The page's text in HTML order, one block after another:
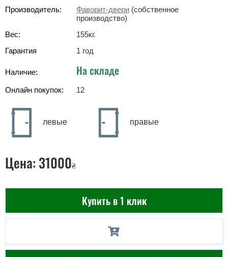
Производитель:
Фаворит-двери (собственное
производство)
Вес:
155кг.
Гарантия
1 год
Наличие: На складе
Онлайн покупок: 12
левые правые
Цена: 31000₴
Купить в 1 клик